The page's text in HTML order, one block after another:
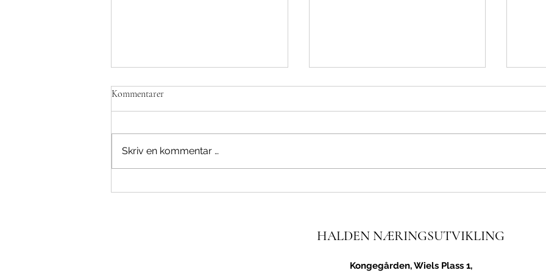
Kommentarer
Skriv en kommentar …
HALDEN NÆRINGSUTVIKLING
Kongegården, Wiels Plass 1,